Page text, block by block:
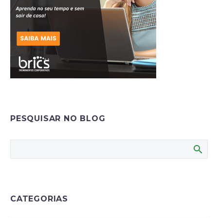
PESQUISAR NO BLOG
CATEGORIAS